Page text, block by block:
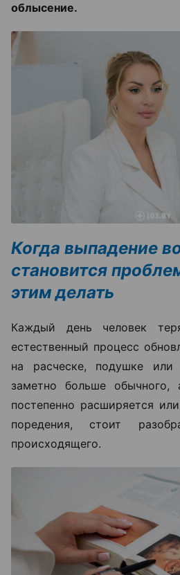
облысение.
Когда выпадение
становится
этим делать
Каждый день человек
естественный процесс
на расческе, подушке
заметно больше
постепенно расширяется
поредения, стоит
происходящего.